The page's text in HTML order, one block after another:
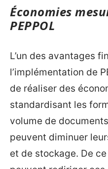
Économies
PEPPOL
L’un des avantages
l’implémentation de
de réaliser des
standardisant les
volume de
peuvent diminuer
et de stockage. De